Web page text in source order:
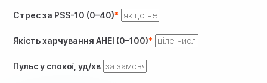
Стрес за PSS-10 (0–40)
Якість харчування AHEI (0–100)
Пульс у спокої, уд/хв